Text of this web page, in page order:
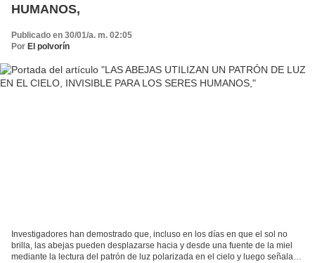
HUMANOS,
Publicado en 30/01/a. m. 02:05
Por El polvorín
Investigadores han demostrado que, incluso en los días en que el sol no
brilla, las abejas pueden desplazarse hacia y desde una fuente de la miel
mediante la lectura del patrón de luz polarizada en el cielo y luego señalar a